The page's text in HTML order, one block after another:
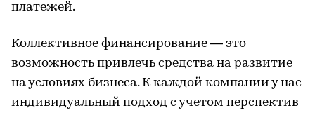
платежей.
Коллективное финансирование — это
возможность привлечь средства на развитие
на условиях бизнеса. К каждой компании у нас
индивидуальный подход с учетом перспектив